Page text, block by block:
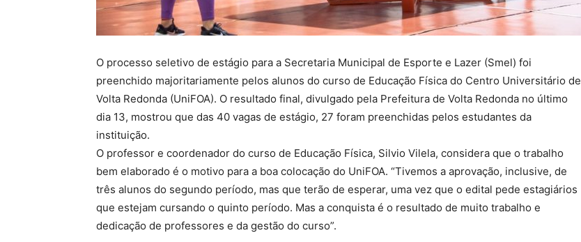
O processo seletivo de estágio para a Secretaria Municipal de Esporte e Lazer (Smel) foi
preenchido majoritariamente pelos alunos do curso de Educação Física do Centro Universitário de
Volta Redonda (UniFOA). O resultado final, divulgado pela Prefeitura de Volta Redonda no último
dia 13, mostrou que das 40 vagas de estágio, 27 foram preenchidas pelos estudantes da
instituição.
O professor e coordenador do curso de Educação Física, Silvio Vilela, considera que o trabalho
bem elaborado é o motivo para a boa colocação do UniFOA. “Tivemos a aprovação, inclusive, de
três alunos do segundo período, mas que terão de esperar, uma vez que o edital pede estagiários
que estejam cursando o quinto período. Mas a conquista é o resultado de muito trabalho e
dedicação de professores e da gestão do curso”.